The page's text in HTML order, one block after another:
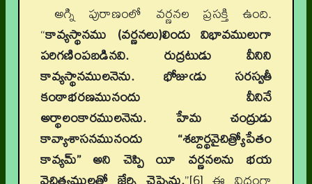
అగ్ని పురాణంలో వర్ణనల ప్రసక్తి ఉంది.
“కావ్యస్థానము (వర్ణనలు)లిందు విభావములుగా
పరిగణింపబడినవి. రుద్రటుడు వీనిని
కావ్యస్థానములనెను. భోజుఁడు సరస్వతీ
కంఠాభరణమునందు వీనినే
అర్థాలంకారములనెను. హేమ చంద్రుడు
కావ్యాశాసనమునందు “శబ్దార్థవైచిత్ర్యోపేతం
కావ్యమ్” అని చెప్పి యీ వర్ణనలను భయ